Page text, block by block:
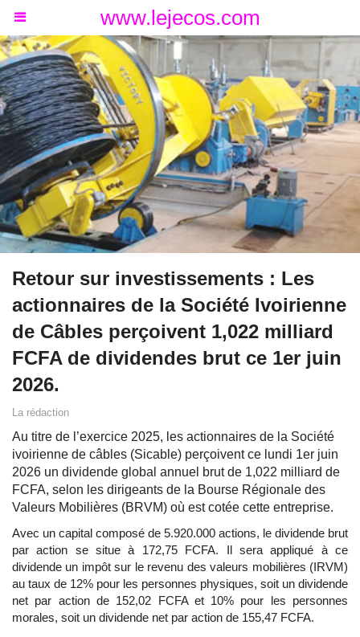
www.lejecos.com
Retour sur investissements : Les
actionnaires de la Société Ivoirienne
de Câbles perçoivent 1,022 milliard
FCFA de dividendes brut ce 1er juin
2026.
La rédaction
Au titre de l’exercice 2025, les actionnaires de la Société
ivoirienne de câbles (Sicable) perçoivent ce lundi 1er juin
2026 un dividende global annuel brut de 1,022 milliard de
FCFA, selon les dirigeants de la Bourse Régionale des
Valeurs Mobilières (BRVM) où est cotée cette entreprise.
Avec un capital composé de 5.920.000 actions, le dividende brut
par action se situe à 172,75 FCFA. Il sera appliqué à ce
dividende un impôt sur le revenu des valeurs mobilières (IRVM)
au taux de 12% pour les personnes physiques, soit un dividende
net par action de 152,02 FCFA et 10% pour les personnes
morales, soit un dividende net par action de 155,47 FCFA.